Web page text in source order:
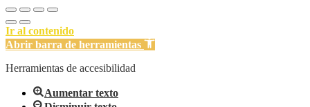
Ir al contenido
Abrir barra de herramientas
Herramientas de accesibilidad
Aumentar texto